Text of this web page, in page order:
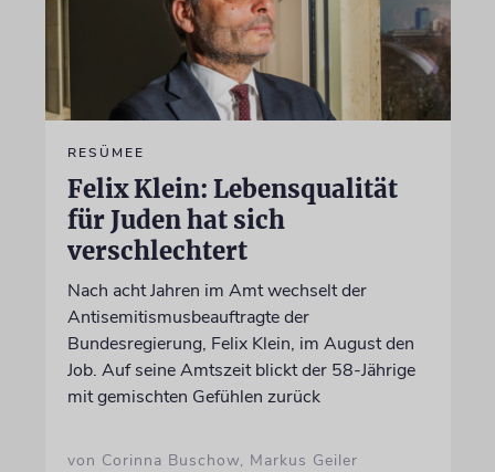
RESÜMEE
Felix Klein: Lebensqualität
für Juden hat sich
verschlechtert
Nach acht Jahren im Amt wechselt der
Antisemitismusbeauftragte der
Bundesregierung, Felix Klein, im August den
Job. Auf seine Amtszeit blickt der 58-Jährige
mit gemischten Gefühlen zurück
von Corinna Buschow, Markus Geiler